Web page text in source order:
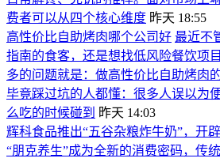
费者可以从四个核心维度 昨天 18:55
高性价比自助烤肉哪个公司好 最近不
指南的食客，还是想找低风险餐饮项
多的问题就是：做高性价比自助烤肉
毕竟踩过坑的人都懂：很多人误以为
么吃的时候碰到 昨天 14:03
辉科食品推出“五谷杂粮炸牛奶”，开
“朋克养生”成为全新的消费密码，传